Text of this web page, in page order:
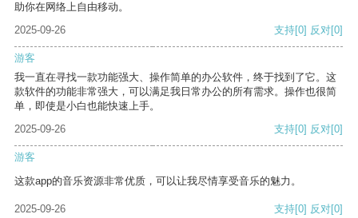
助你在网络上自由移动。
2025-09-26
支持[0] 反对[0]
游客
我一直在寻找一款功能强大、操作简单的办公软件，终于找到了它。这
款软件的功能非常强大，可以满足我日常办公的所有需求。操作也很简
单，即使是小白也能快速上手。
2025-09-26
支持[0] 反对[0]
游客
这款app的音乐资源非常优质，可以让我尽情享受音乐的魅力。
2025-09-26 支持[0] 反对[0]